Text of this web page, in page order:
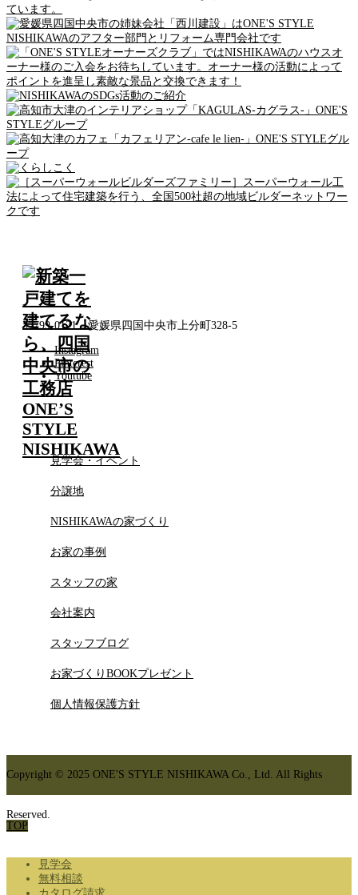
〒799-0121 愛媛県四国中央市上分町328-5
Instagram
Pinterest
Youtube
見学会・イベント
分譲地
NISHIKAWAの家づくり
お家の事例
スタッフの家
会社案内
スタッフブログ
お家づくりBOOKプレゼント
個人情報保護方針
Copyright © 2025 ONE'S STYLE NISHIKAWA Co., Ltd. All Rights
Reserved.
TOP
見学会
無料相談